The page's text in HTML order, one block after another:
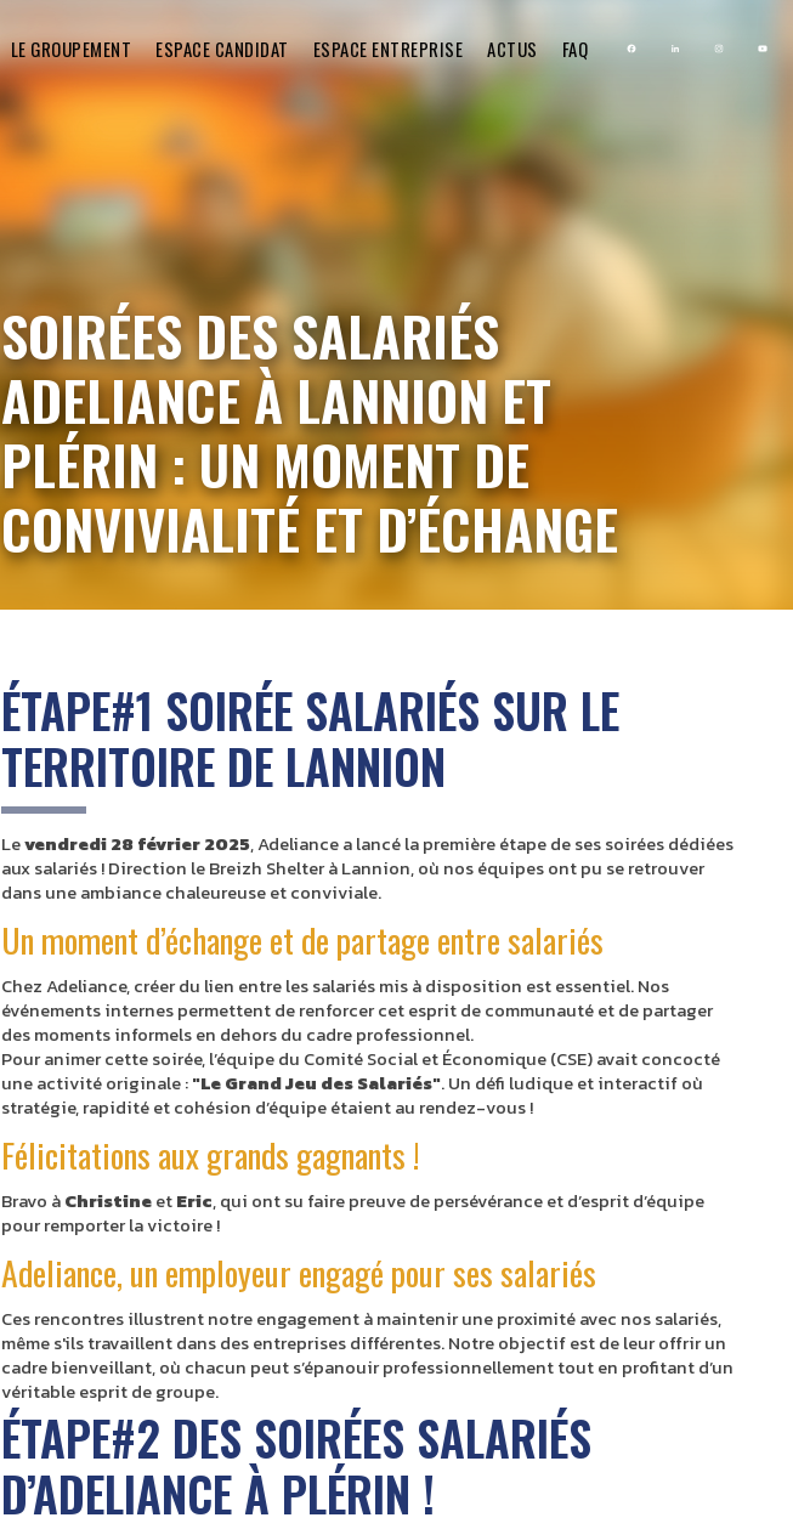
LE GROUPEMENT ESPACE CANDIDAT ESPACE ENTREPRISE ACTUS FAQ
SOIRÉES DES SALARIÉS
ADELIANCE À LANNION ET
PLÉRIN : UN MOMENT DE
CONVIVIALITÉ ET D’ÉCHANGE
ÉTAPE#1 SOIRÉE SALARIÉS SUR LE
TERRITOIRE DE LANNION
Levendredi 28 février 2025, Adeliance a lancé la première étape de ses soirées dédiées
aux salariés ! Direction le Breizh Shelter à Lannion, où nos équipes ont pu se retrouver
dans une ambiance chaleureuse et conviviale.
Un moment d’échange et de partage entre salariés
Chez Adeliance, créer du lien entre les salariés mis à disposition est essentiel. Nos
événements internes permettent de renforcer cet esprit de communauté et de partager
des moments informels en dehors du cadre professionnel.
Pour animer cette soirée, l’équipe du Comité Social et Économique (CSE) avait concocté
une activité originale :"Le Grand Jeu des Salariés". Un défi ludique et interactif où
stratégie, rapidité et cohésion d’équipe étaient au rendez-vous !
Félicitations aux grands gagnants !
Bravo àChristineetEric, qui ont su faire preuve de persévérance et d’esprit d’équipe
pour remporter la victoire !
Adeliance, un employeur engagé pour ses salariés
Ces rencontres illustrent notre engagement à maintenir une proximité avec nos salariés,
même s'ils travaillent dans des entreprises différentes. Notre objectif est de leur offrir un
cadre bienveillant, où chacun peut s’épanouir professionnellement tout en profitant d’un
véritable esprit de groupe.
ÉTAPE#2 DES SOIRÉES SALARIÉS
D’ADELIANCE À PLÉRIN !